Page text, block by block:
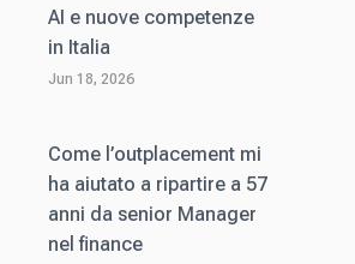
AI e nuove competenze
in Italia
Jun 18, 2026
Come l’outplacement mi
ha aiutato a ripartire a 57
anni da senior Manager
nel finance